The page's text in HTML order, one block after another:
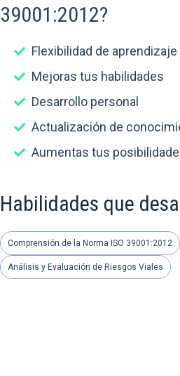
39001:2012?
Flexibilidad de aprendizaje
Mejoras tus habilidades
Desarrollo personal
Actualización de
Aumentas tus
Habilidades que
Comprensión de la Norma ISO 39001:2012
Análisis y Evaluación de Riesgos Viales